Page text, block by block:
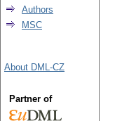
Authors
MSC
About DML-CZ
Partner of